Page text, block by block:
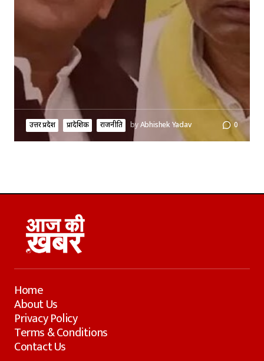
उत्तर प्रदेश प्रादेशिक राजनीति byAbhishek Yadav 0
Home
About Us
Privacy Policy
Terms & Conditions
Contact Us